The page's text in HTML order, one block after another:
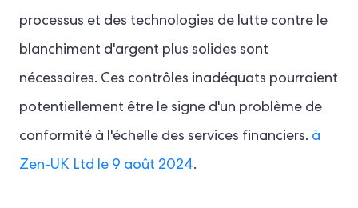
processus et des technologies de lutte contre le
blanchiment d'argent plus solides sont
nécessaires. Ces contrôles inadéquats pourraient
potentiellement être le signe d'un problème de
conformité à l'échelle des services financiers. à
Zen-UK Ltd le 9 août 2024.